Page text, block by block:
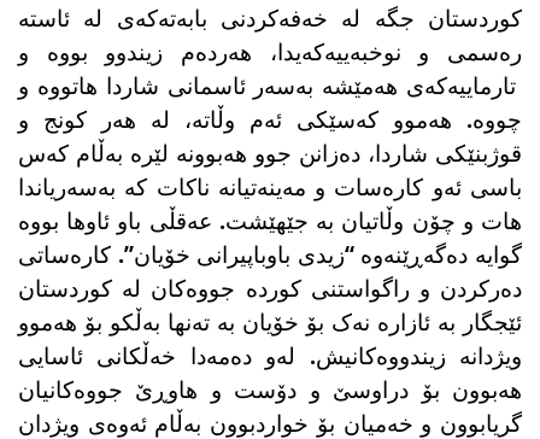
کوردستان جگە لە خەفەکردنی بابەتەکەی لە ئاستە
رەسمی و نوخبەییەکەیدا، هەردەم زیندوو بووە و
تارماییەکەی هەمێشە بەسەر ئاسمانی شاردا هاتووە و
چووە. هەموو کەسێکی ئەم وڵاتە، لە هەر کونج و
قوژبنێکی شاردا، دەزانن جوو هەبوونە لێرە بەڵام کەس
باسی ئەو کارەسات و مەینەتیانە ناکات کە بەسەریاندا
هات و چۆن وڵاتیان بە جێهێشت. عەقڵی باو ئاوها بووە
گوایە دەگەڕێنەوە “زیدی باوباپیرانی خۆیان”. کارەساتی
دەرکردن و راگواستنی کوردە جووەکان لە کوردستان
ئێجگار بە ئازارە نەک بۆ خۆیان بە تەنها بەڵکو بۆ هەموو
ویژدانە زیندووەکانیش. لەو دەمەدا خەڵکانی ئاسایی
هەبوون بۆ دراوسێ و دۆست و هاوڕێ جووەکانیان
گریابوون و خەمیان بۆ خواردبوون بەڵام ئەوەی ویژدان